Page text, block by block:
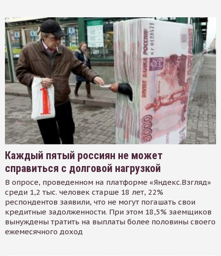
Каждый пятый россиян не может
справиться с долговой нагрузкой
В опросе, проведенном на платформе «Яндекс.Взгляд»
среди 1,2 тыс. человек старше 18 лет, 22%
респондентов заявили, что не могут погашать свои
кредитные задолженности. При этом 18,5% заемщиков
вынуждены тратить на выплаты более половины своего
ежемесячного доход